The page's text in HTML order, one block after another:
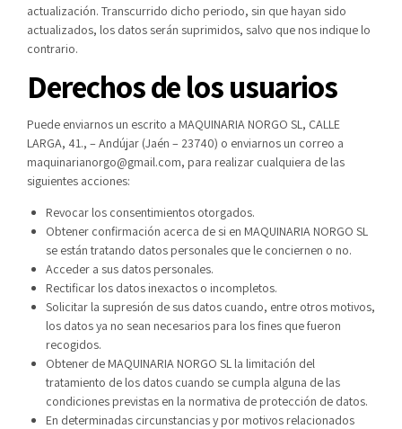
actualización. Transcurrido dicho periodo, sin que hayan sido
actualizados, los datos serán suprimidos, salvo que nos indique lo
contrario.
Derechos de los usuarios
Puede enviarnos un escrito a MAQUINARIA NORGO SL, CALLE
LARGA, 41., – Andújar (Jaén – 23740) o enviarnos un correo a
maquinarianorgo@gmail.com, para realizar cualquiera de las
siguientes acciones:
Revocar los consentimientos otorgados.
Obtener confirmación acerca de si en MAQUINARIA NORGO SL
se están tratando datos personales que le conciernen o no.
Acceder a sus datos personales.
Rectificar los datos inexactos o incompletos.
Solicitar la supresión de sus datos cuando, entre otros motivos,
los datos ya no sean necesarios para los fines que fueron
recogidos.
Obtener de MAQUINARIA NORGO SL la limitación del
tratamiento de los datos cuando se cumpla alguna de las
condiciones previstas en la normativa de protección de datos.
En determinadas circunstancias y por motivos relacionados